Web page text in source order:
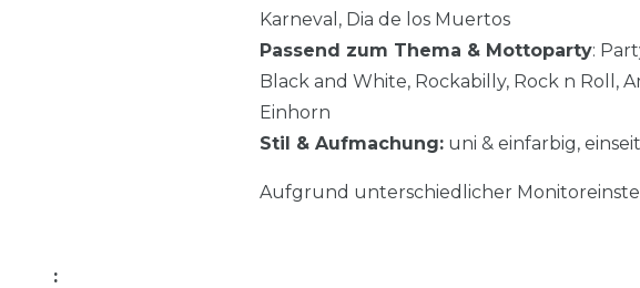
Karneval, Dia de los Muertos
Passend zum Thema & Mottoparty:
Black and White, Rockabilly, Rock n Roll,
Einhorn
Stil & Aufmachung: uni & einfarbig,
Aufgrund unterschiedlicher
: